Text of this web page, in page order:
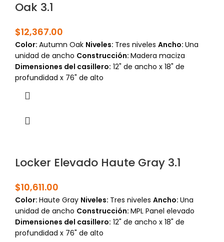
Oak 3.1
$12,367.00
Color: Autumn Oak Niveles: Tres niveles Ancho: Una
unidad de ancho Construcción: Madera maciza
Dimensiones del casillero: 12" de ancho x 18" de
profundidad x 76" de alto
Locker Elevado Haute Gray 3.1
$10,611.00
Color: Haute Gray Niveles: Tres niveles Ancho: Una
unidad de ancho Construcción: MPL Panel elevado
Dimensiones del casillero: 12" de ancho x 18" de
profundidad x 76" de alto